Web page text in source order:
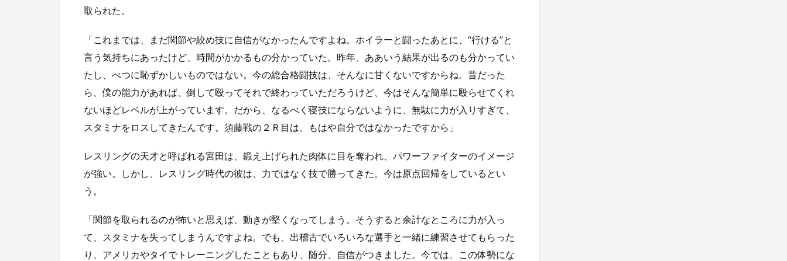
取られた。
「これまでは、まだ関節や絞め技に自信がなかったんですよね。ホイラーと闘ったあとに、“行ける”と
言う気持ちにあったけど、時間がかかるもの分かっていた。昨年、ああいう結果が出るのも分かってい
たし、べつに恥ずかしいものではない。今の総合格闘技は、そんなに甘くないですからね。昔だった
ら、僕の能力があれば、倒して殴ってそれで終わっていただろうけど、今はそんな簡単に殴らせてくれ
ないほどレベルが上がっています。だから、なるべく寝技にならないように、無駄に力が入りすぎて、
スタミナをロスしてきたんです。須藤戦の２Ｒ目は、もはや自分ではなかったですから」
レスリングの天才と呼ばれる宮田は、鍛え上げられた肉体に目を奪われ、パワーファイターのイメージ
が強い。しかし、レスリング時代の彼は、力ではなく技で勝ってきた。今は原点回帰をしているとい
う。
「関節を取られるのが怖いと思えば、動きが堅くなってしまう。そうすると余計なところに力が入っ
て、スタミナを失ってしまうんですよね。でも、出稽古でいろいろな選手と一緒に練習させてもらった
り、アメリカやタイでトレーニングしたこともあり、随分、自信がつきました。今では、この体勢にな